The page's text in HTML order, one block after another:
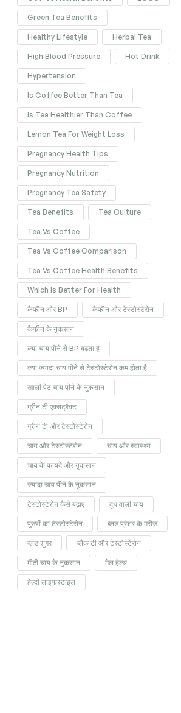
Green Tea Benefits
Healthy Lifestyle Herbal Tea
High Blood Pressure Hot Drink
Hypertension
Is Coffee Better Than Tea
Is Tea Healthier Than Coffee
Lemon Tea For Weight Loss
Pregnancy Health Tips
Pregnancy Nutrition
Pregnancy Tea Safety
Tea Benefits Tea Culture
Tea Vs Coffee
Tea Vs Coffee Comparison
Tea Vs Coffee Health Benefits
Which Is Better For Health
कैफीन और BP कैफीन और टेस्टोस्टेरोन
कैफीन के नुकसान
क्या चाय पीने से BP बढ़ता है
क्या ज्यादा चाय पीने से टेस्टोस्टेरोन कम होता है
खाली पेट चाय पीने के नुकसान
ग्रीन टी एक्सट्रैक्ट
ग्रीन टी और टेस्टोस्टेरोन
चाय और टेस्टोस्टेरोन चाय और स्वास्थ्य
चाय के फायदे और नुकसान
ज्यादा चाय पीने के नुकसान
टेस्टोस्टेरोन कैसे बढ़ाएं दूध वाली चाय
पुरुषों का टेस्टोस्टेरोन ब्लड प्रेशर के मरीज
ब्लड शुगर ब्लैक टी और टेस्टोस्टेरोन
मीठी चाय के नुकसान मेल हेल्थ
हेल्दी लाइफस्टाइल